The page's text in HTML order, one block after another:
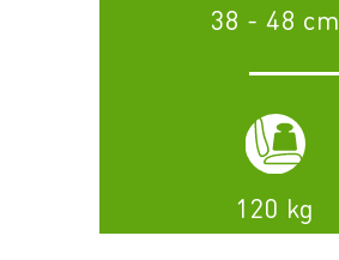
38 - 48 cm
120 kg